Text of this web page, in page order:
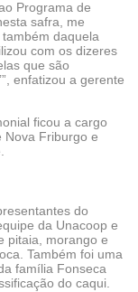
Programa de
safra, me
daquela
com os dizeres
que são
enfatizou a gerente
ficou a cargo
Nova Friburgo e
do
da Unacoop e
pitaia, morango e
Também foi uma
família Fonseca
do caqui.